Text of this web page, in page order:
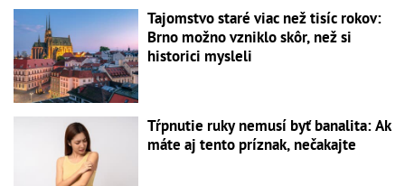
Tajomstvo staré viac než tisíc rokov:
Brno možno vzniklo skôr, než si
historici mysleli
Tŕpnutie ruky nemusí byť banalita: Ak
máte aj tento príznak, nečakajte